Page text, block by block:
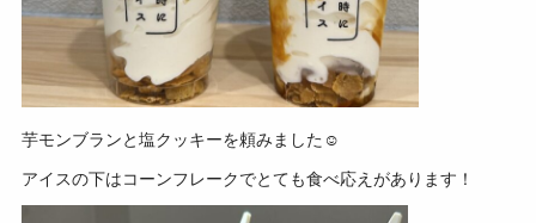
芋モンブランと塩クッキーを頼みました☺
アイスの下はコーンフレークでとても食べ応えがあります！